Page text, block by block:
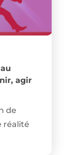
agir
de
réalité